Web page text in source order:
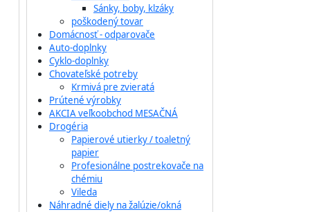
Sánky, boby, klzáky
poškodený tovar
Domácnosť - odparovače
Auto-doplnky
Cyklo-doplnky
Chovateľské potreby
Krmivá pre zvieratá
Prútené výrobky
AKCIA veľkoobchod MESAČNÁ
Drogéria
Papierové utierky / toaletný
papier
Profesionálne postrekovače na
chémiu
Vileda
Náhradné diely na žalúzie/okná